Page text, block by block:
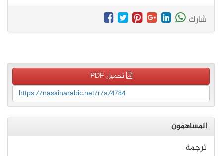
شارك
تحميل PDF
https://nasainarabic.net/r/a/4784
المساهمون
ترجمة